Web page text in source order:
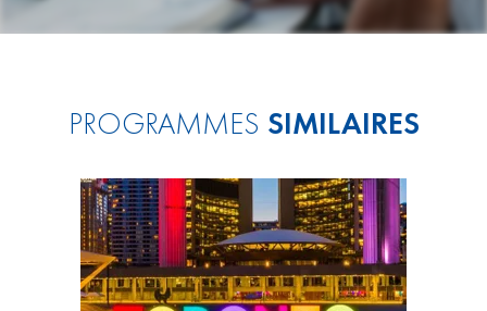
PROGRAMMES SIMILAIRES